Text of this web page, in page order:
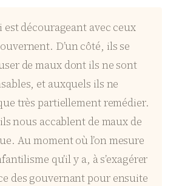
est décourageant avec ceux
D’un côté, ils se
de maux dont ils ne sont
et auxquels ils ne
très partiellement remédier.
nous accablent de maux de
Au moment où l’on mesure
qu’il y a, à s’exagérer
des gouvernant pour ensuite